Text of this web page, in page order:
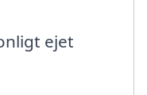
ejet